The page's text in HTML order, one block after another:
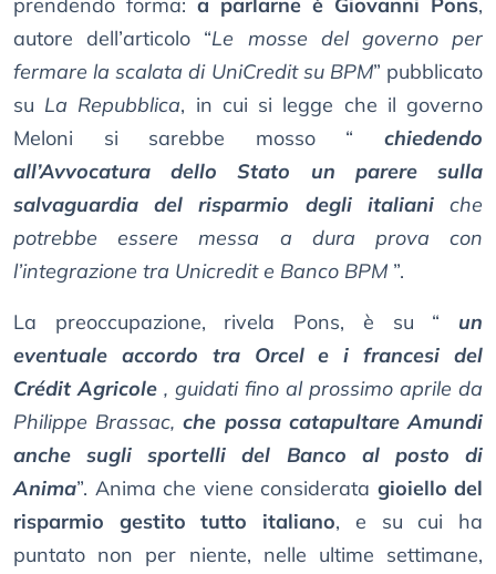
prendendo forma: a parlarne è Giovanni Pons,
autore dell’articolo “Le mosse del governo per
fermare la scalata di UniCredit su BPM” pubblicato
su La Repubblica, in cui si legge che il governo
Meloni si sarebbe mosso “
chiedendo
all’Avvocatura dello Stato un parere sulla
salvaguardia del risparmio degli italianiche
potrebbe essere messa a dura prova con
l’integrazione tra Unicredit e Banco BPM ”.
La preoccupazione, rivela Pons, è su “
un
eventuale accordo tra Orcel e i francesi del
Crédit Agricole , guidati fino al prossimo aprile da
Philippe Brassac,che possa catapultare Amundi
anche sugli sportelli del Banco al posto di
Anima”. Anima che viene considerata gioiello del
risparmio gestito tutto italiano, e su cui ha
puntato non per niente, nelle ultime settimane,